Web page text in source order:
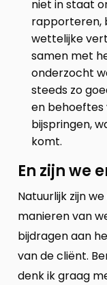
niet in staat
rapporteren,
wettelijke
samen met
onderzocht
steeds zo
en behoeftes
bijspringen,
komt.
En zijn we
Natuurlijk zijn
manieren van
bijdragen aan
van de cliënt.
denk ik graag